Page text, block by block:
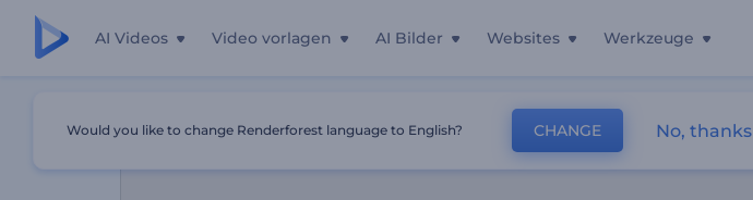
AI Videos Video vorlagen AI Bilder Websites Werkzeuge
Would you like to change Renderforest language to English? CHANGE No, thanks